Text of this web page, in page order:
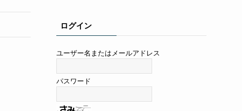
ログイン
ユーザー名またはメールアドレス
パスワード